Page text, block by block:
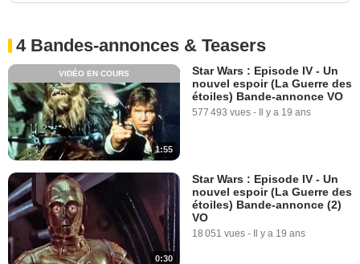
4 Bandes-annonces & Teasers
1:55
VIDÉO EN COURS
Star Wars : Episode IV - Un
nouvel espoir (La Guerre des
étoiles) Bande-annonce VO
577 493 vues - Il y a 19 ans
0:30
Star Wars : Episode IV - Un
nouvel espoir (La Guerre des
étoiles) Bande-annonce (2)
VO
18 051 vues - Il y a 19 ans